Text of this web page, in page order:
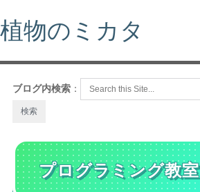
植物のミカタ
ブログ内検索 ：
プログラミング教室